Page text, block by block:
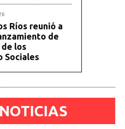
Ríos reunió a
de
los
Sociales